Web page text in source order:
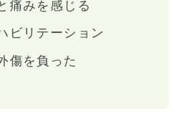
痛みを感じる
ビリテーション
傷を負った